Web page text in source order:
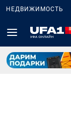
НЕДВИЖИМОСТЬ